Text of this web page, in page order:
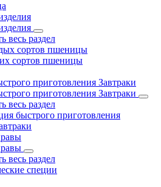
весь раздел
сортов пшеницы
сортов пшеницы
приготовления Завтраки
приготовления Завтраки
весь раздел
быстрого приготовления
весь раздел
специи